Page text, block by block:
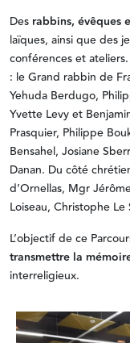
Des rabbins, évêques
laïques, ainsi que des
conférences et
: le Grand rabbin de
Yehuda Berdugo,
Yvette Levy et
Prasquier, Philippe
Bensahel, Josiane
Danan. Du côté
d’Ornellas, Mgr
Loiseau, Christophe
L’objectif de ce
transmettre la
interreligieux.